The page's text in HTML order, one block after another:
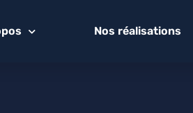
Nos réalisations